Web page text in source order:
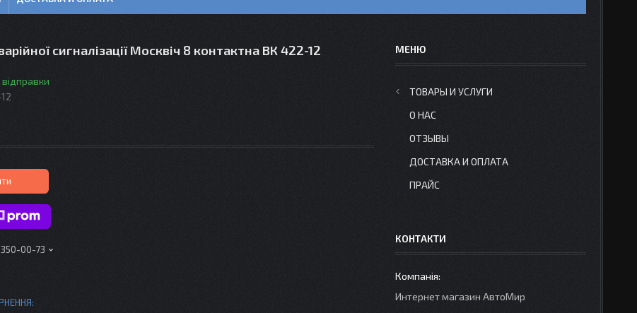
сигналізації Москвіч 8 контактна ВК 422-12
00-73
ТОВАРЫ И УСЛУГИ
О НАС
ОТЗЫВЫ
ДОСТАВКА И ОПЛАТА
ПРАЙС
КОНТАКТИ
Интернет магазин АвтоМир